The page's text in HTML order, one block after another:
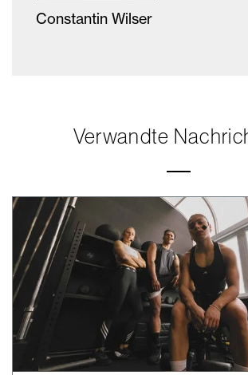
Constantin Wilser
Verwandte